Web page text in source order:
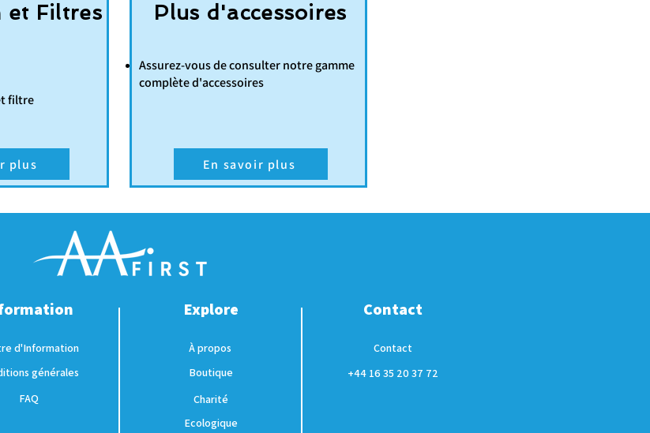
et Filtres
filtre
plus
Plus d'accessoires
Assurez-vous de consulter notre gamme
complète d'accessoires
En savoir plus
Explore Contact
d'Information À propos
Contact
générales Boutique
+44 16 35 20 37 72
FAQ
Charité
Ecologique